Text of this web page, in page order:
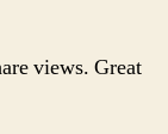
views. Great